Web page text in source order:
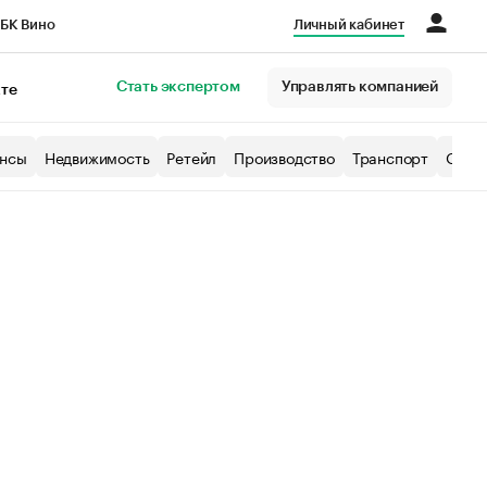
Вино Личный кабинет
Стать экспертом Управлять компанией
Недвижимость Ретейл Производство Транспорт